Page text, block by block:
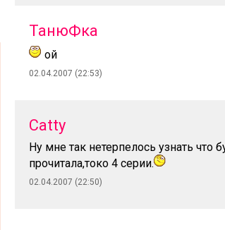
ТанюФка
ой
02.04.2007 (22:53)
Catty
Ну мне так нетерпелось узнать что
прочитала,токо 4 серии.
02.04.2007 (22:50)